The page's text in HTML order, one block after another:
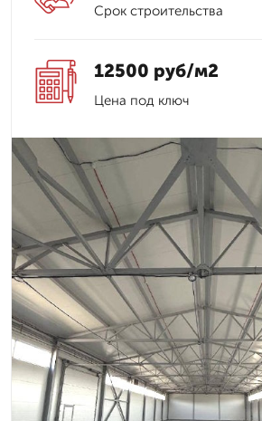
Срок строительства
12500 руб/м2
Цена под ключ